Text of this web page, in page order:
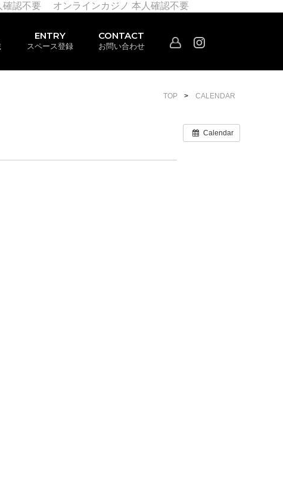
確認不要 オンラインカジノ 本人確認不要
ENTRY
スペース登録
CONTACT
お問い合わせ
TOP CALENDAR
Calendar